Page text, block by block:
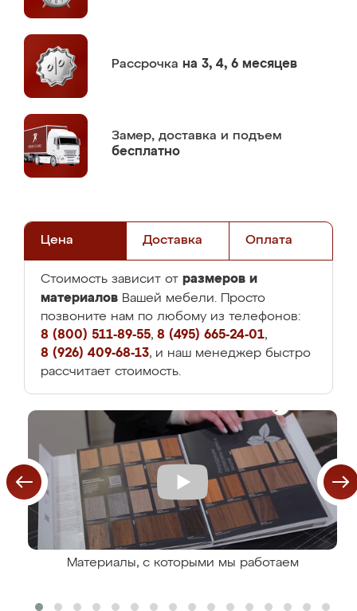
Рассрочка на 3, 4, 6 месяцев
Замер, доставка и подъем
бесплатно
Цена Доставка Оплата
Стоимость зависит от размеров и
материалов Вашей мебели. Просто
позвоните нам по любому из телефонов:
8 (800) 511-89-55, 8 (495) 665-24-01,
8 (926) 409-68-13, и наш менеджер быстро
рассчитает стоимость.
Материалы, с которыми мы работаем